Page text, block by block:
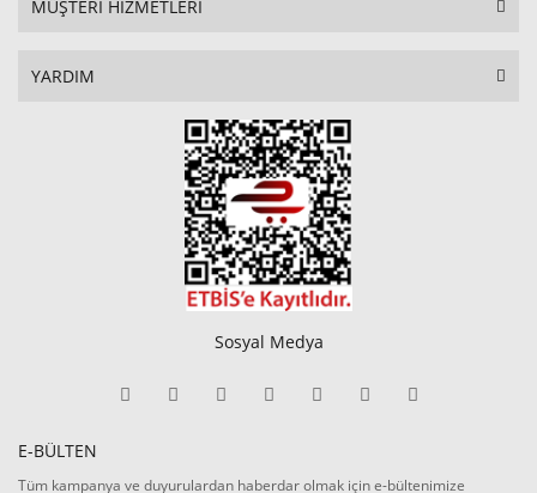
MÜŞTERİ HİZMETLERİ
YARDIM
Sosyal Medya
E-BÜLTEN
Tüm kampanya ve duyurulardan haberdar olmak için e-bültenimize